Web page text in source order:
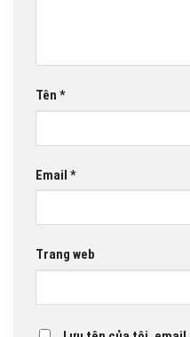
Tên *
Email *
Trang web